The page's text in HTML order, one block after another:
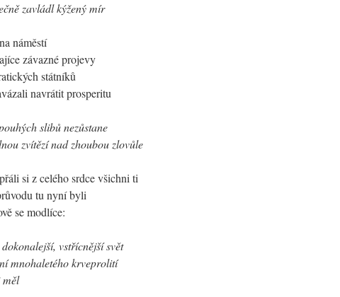
zavládl kýžený mír
náměstí
závazné projevy
státníků
navrátit prosperitu
slibů nezůstane
zvítězí nad zhoubou zlovůle
si z celého srdce všichni ti
tu nyní byli
se modlíce:
vstřícnější svět
mnohaletého krveprolití